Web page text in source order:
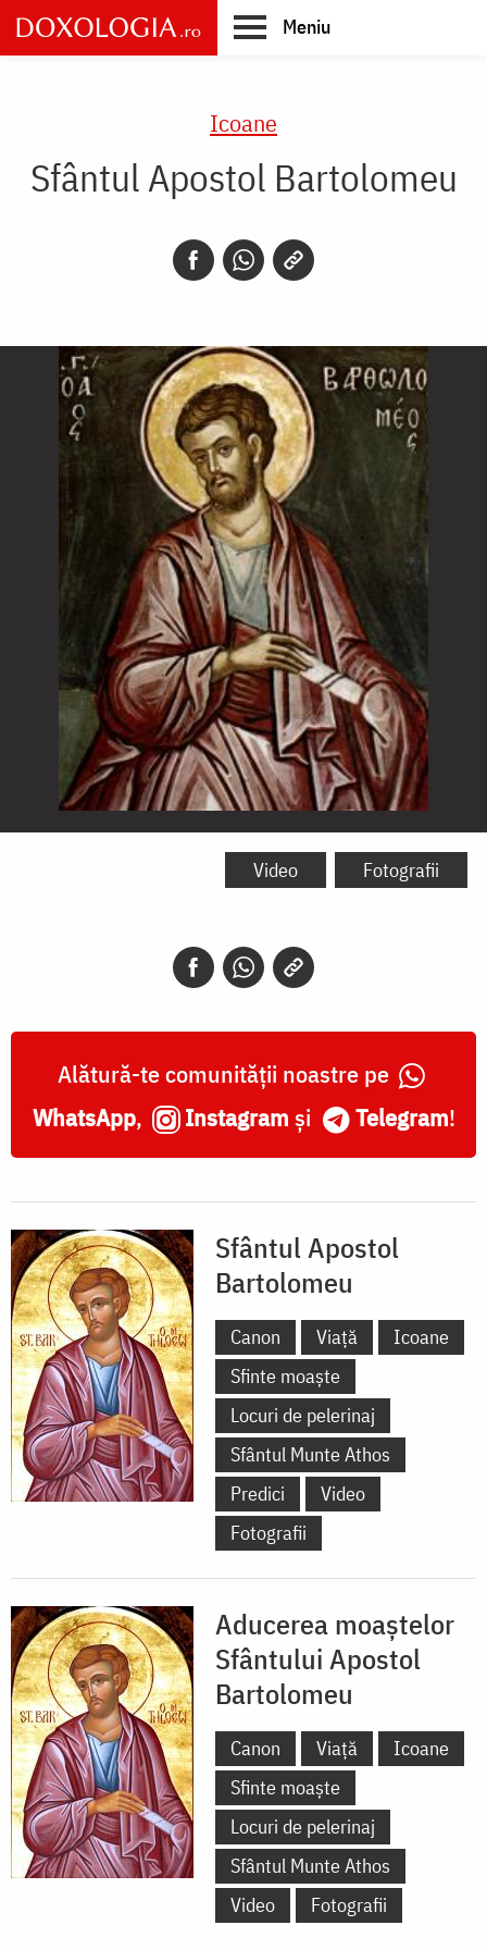
Skip
to
main
Meniu
Icoane
Sfântul Apostol Bartolomeu
Sfântul
Video Fotografii
Alătură-te comunității noastre pe
WhatsApp, Instagram și Telegram!
Sfântul Apostol
Bartolomeu
Canon Viață
Icoane
Sfinte moaște
Locuri de pelerinaj
Sfântul Munte Athos
Predici
Video
Fotografii
Aducerea moaștelor
Sfântului Apostol
Bartolomeu
Canon Viață
Icoane
Sfinte moaște
Locuri de pelerinaj
Sfântul Munte Athos
Video
Fotografii